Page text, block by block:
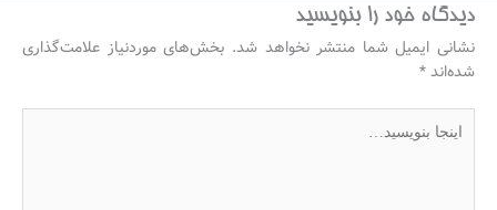
دیدگاه‌ خود را بنویسید
نشانی ایمیل شما منتشر نخواهد شد. بخش‌های موردنیاز علامت‌گذاری
شده‌اند*
بنویسید…